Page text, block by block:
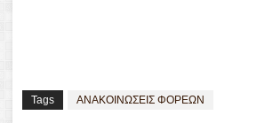
Tags ΑΝΑΚΟΙΝΩΣΕΙΣ ΦΟΡΕΩΝ